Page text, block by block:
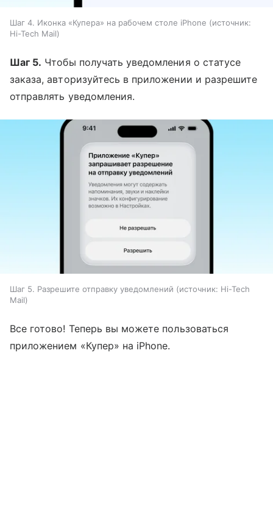
Шаг 4. Иконка «Купера» на рабочем столе iPhone
источник:
Hi-Tech Mail
Шаг 5. Чтобы получать уведомления о статусе
заказа, авторизуйтесь в приложении и разрешите
отправлять уведомления.
Шаг 5. Разрешите отправку уведомлений источник: Hi-Tech
Mail
Все готово! Теперь вы можете пользоваться
приложением «Купер» на iPhone.